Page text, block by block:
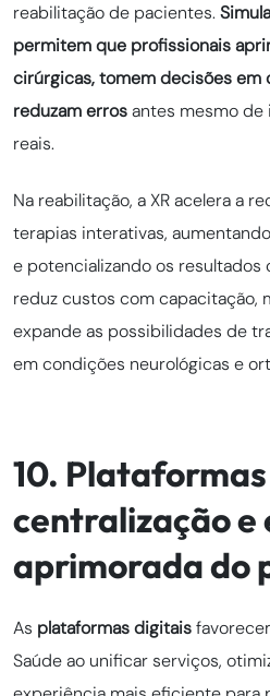
reabilitação de pacientes.
permitem que profissionais
cirúrgicas, tomem decisões em
reduzam errosantes mesmo
reais.
Na reabilitação, a XR acelera a
terapias interativas,
e potencializando os resultados
reduz custos com capacitação,
expande as possibilidades de
em condições neurológicas e
10.
centralização e
aprimorada do
As plataformas digitais
Saúde ao unificar serviços,